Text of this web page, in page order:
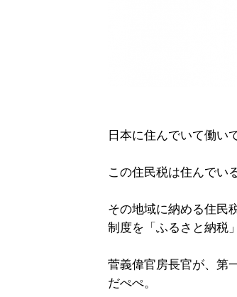
日本に住んでいて働い
この住民税は住んでい
その地域に納める住民
制度を「ふるさと納税
菅義偉官房長官が、第
だぺぺ。